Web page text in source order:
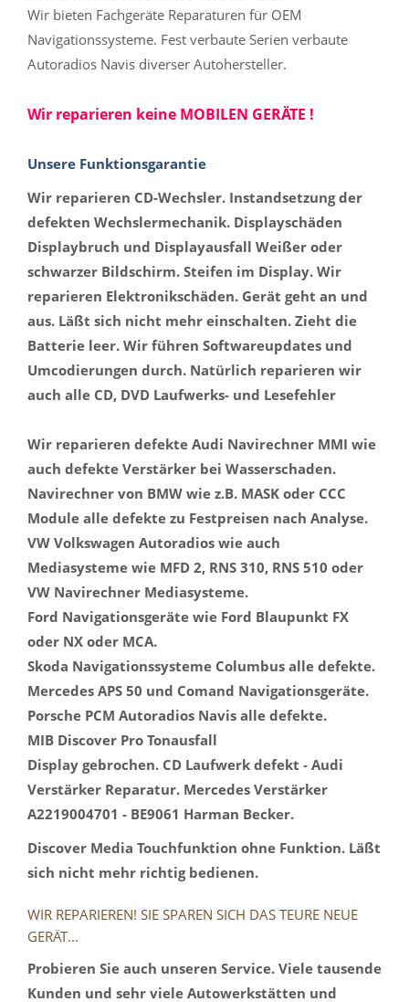
Wir bieten Fachgeräte Reparaturen für OEM
Navigationssysteme. Fest verbaute Serien verbaute
Autoradios Navis diverser Autohersteller.
Wir reparieren keine MOBILEN GERÄTE !
Unsere Funktionsgarantie
Wir reparieren CD-Wechsler. Instandsetzung der
defekten Wechslermechanik. Displayschäden
Displaybruch und Displayausfall Weißer oder
schwarzer Bildschirm. Steifen im Display. Wir
reparieren Elektronikschäden. Gerät geht an und
aus. Läßt sich nicht mehr einschalten. Zieht die
Batterie leer. Wir führen Softwareupdates und
Umcodierungen durch. Natürlich reparieren wir
auch alle CD, DVD Laufwerks- und Lesefehler
Wir reparieren defekte Audi Navirechner MMI wie
auch defekte Verstärker bei Wasserschaden.
Navirechner von BMW wie z.B. MASK oder CCC
Module alle defekte zu Festpreisen nach Analyse.
VW Volkswagen Autoradios wie auch
Mediasysteme wie MFD 2, RNS 310, RNS 510 oder
VW Navirechner Mediasysteme.
Ford Navigationsgeräte wie Ford Blaupunkt FX
oder NX oder MCA.
Skoda Navigationssysteme Columbus alle defekte.
Mercedes APS 50 und Comand Navigationsgeräte.
Porsche PCM Autoradios Navis alle defekte.
MIB Discover Pro Tonausfall
Display gebrochen. CD Laufwerk defekt - Audi
Verstärker Reparatur. Mercedes Verstärker
A2219004701 - BE9061 Harman Becker.
Discover Media Touchfunktion ohne Funktion. Läßt
sich nicht mehr richtig bedienen.
WIR REPARIEREN! SIE SPAREN SICH DAS TEURE NEUE
GERÄT...
Probieren Sie auch unseren Service. Viele tausende
Kunden und sehr viele Autowerkstätten und